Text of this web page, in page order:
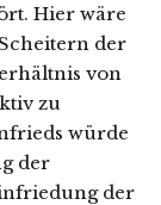
Hier wäre
der
von
zu
würde
der
der